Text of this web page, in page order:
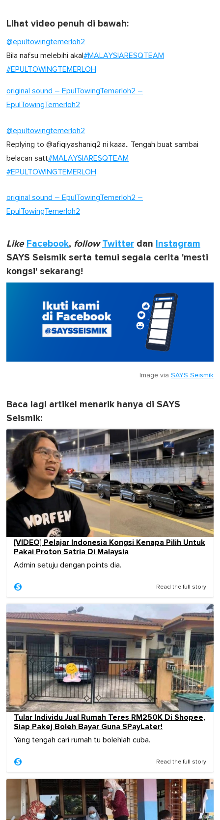
Lihat video penuh di bawah:
@epultowingtemerloh2
Bila nafsu melebihi akal #MALAYSIARESQTEAM
#EPULTOWINGTEMERLOH
original sound – EpulTowingTemerloh2 –
EpulTowingTemerloh2
@epultowingtemerloh2
Replying to @afiqiyashaniq2 ni kaaa.. Tengah buat sambai
belacan satt#MALAYSIARESQTEAM
#EPULTOWINGTEMERLOH
original sound – EpulTowingTemerloh2 –
EpulTowingTemerloh2
Like Facebook, follow Twitter dan Instagram
SAYS Seismik serta temui segala cerita 'mesti
kongsi' sekarang!
Image via SAYS Seismik
Baca lagi artikel menarik hanya di SAYS
Seismik:
[VIDEO] Pelajar Indonesia Kongsi Kenapa Pilih Untuk
Pakai Proton Satria Di Malaysia
Admin setuju dengan points dia.
Read the full story
Tular Individu Jual Rumah Teres RM250K Di Shopee,
Siap Pakej Boleh Bayar Guna SPayLater!
Yang tengah cari rumah tu bolehlah cuba.
Read the full story